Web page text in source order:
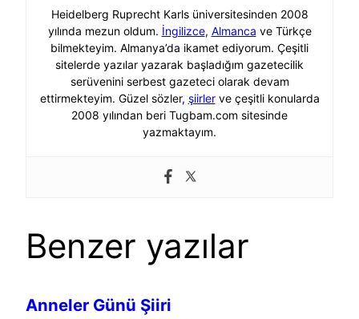
Heidelberg Ruprecht Karls üniversitesinden 2008
yılında mezun oldum. İngilizce, Almanca ve Türkçe
bilmekteyim. Almanya’da ikamet ediyorum. Çeşitli
sitelerde yazılar yazarak başladığım gazetecilik
serüvenini serbest gazeteci olarak devam
ettirmekteyim. Güzel sözler, şiirlerve çeşitli konularda
2008 yılından beri Tugbam.com sitesinde
yazmaktayım.
Benzer yazılar
Anneler Günü Şiiri